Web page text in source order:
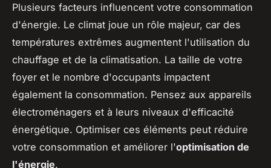
Plusieurs facteurs influencent votre consommation
d'énergie. Le climat joue un rôle majeur, car des
températures extrêmes augmentent l'utilisation du
chauffage et de la climatisation. La taille de votre
foyer et le nombre d'occupants impactent
également la consommation. Pensez aux appareils
électroménagers et à leurs niveaux d'efficacité
énergétique. Optimiser ces éléments peut réduire
votre consommation et améliorer l'optimisation de
l'énergie.